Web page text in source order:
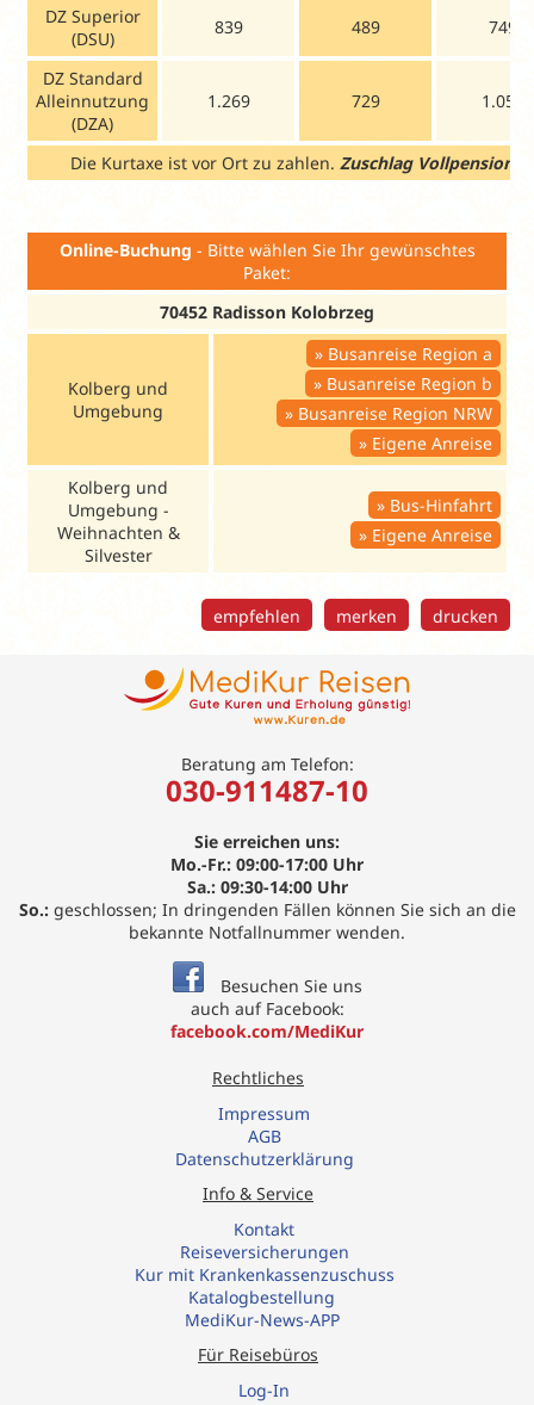
DZ Superior
(DSU)
839 489 749
DZ Standard
Alleinnutzung
(DZA)
1.269 729 1.059
Die Kurtaxe ist vor Ort zu zahlen. Zuschlag Vollpension
Online-Buchung - Bitte wählen Sie Ihr gewünschtes
Paket:
70452 Radisson Kolobrzeg
Kolberg und
Umgebung
Busanreise Region a
Busanreise Region b
Busanreise Region NRW
Eigene Anreise
Kolberg und
Umgebung -
Weihnachten &
Silvester
Bus-Hinfahrt
Eigene Anreise
drucken
merken
empfehlen
Beratung am Telefon:
030-911487-10
Sie erreichen uns:
Mo.-Fr.: 09:00-17:00 Uhr
Sa.: 09:30-14:00 Uhr
So.:geschlossen; In dringenden Fällen können Sie sich an die
bekannte Notfallnummer wenden.
Besuchen Sie uns
auch auf Facebook:
facebook.com/MediKur
Rechtliches
Impressum
AGB
Datenschutzerklärung
Info & Service
Kontakt
Reiseversicherungen
Kur mit Krankenkassenzuschuss
Katalogbestellung
MediKur-News-APP
Für Reisebüros
Log-In